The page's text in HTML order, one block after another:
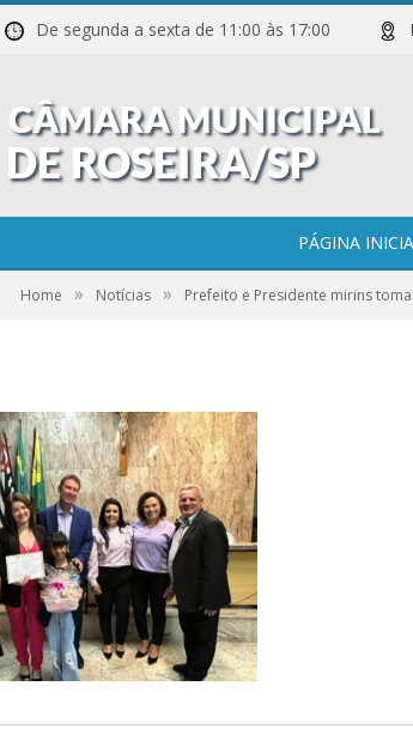
De segunda a sexta de 11:00 às 17:00
PÁGINA
Home » Notícias » Prefeito e Presidente mirins
de-Posse-2022-26